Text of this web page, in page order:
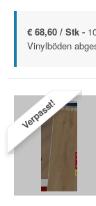
€ 68,60 / Stk -
Vinylböden
Verpasst!